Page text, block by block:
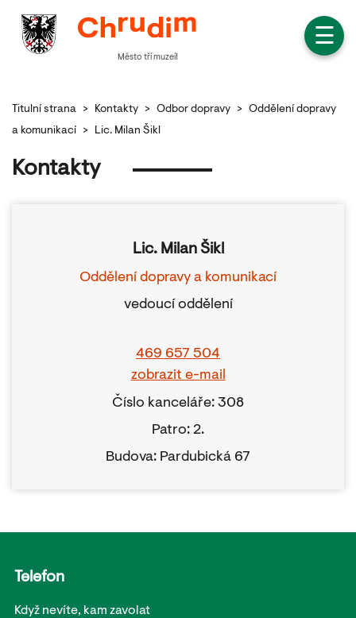
☰
Město tří muzeí!
Titulní strana > Kontakty > Odbor dopravy > Oddělení dopravy
a komunikací
> Lic. Milan Šikl
Kontakty
Lic. Milan Šikl
Oddělení dopravy a komunikací
vedoucí oddělení
469 657 504
zobrazit e-mail
Číslo kanceláře: 308
Patro: 2.
Budova: Pardubická 67
Telefon
Když nevíte, kam zavolat